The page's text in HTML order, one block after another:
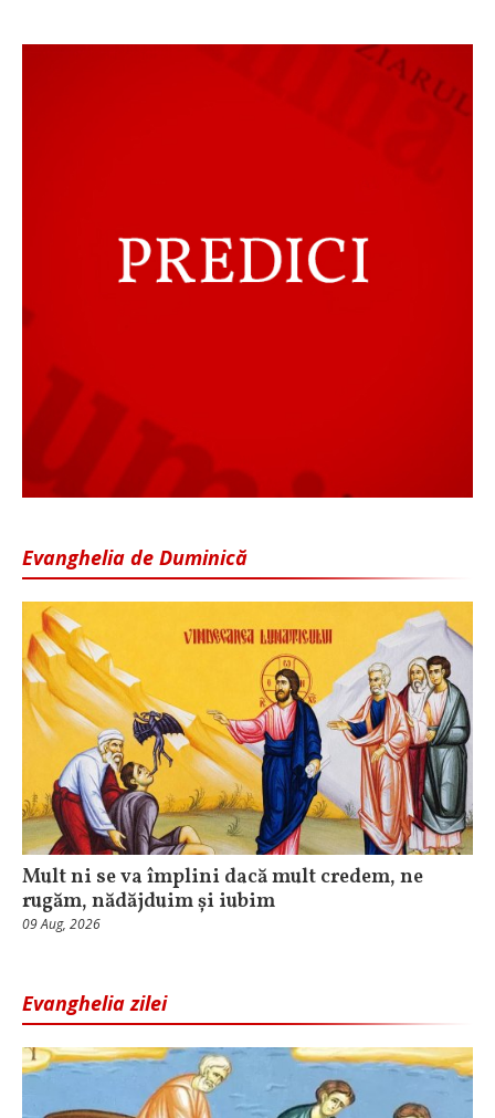
Evanghelia de Duminică
Mult ni se va împlini dacă mult credem, ne
rugăm, nădăjduim și iubim
09 Aug, 2026
Evanghelia zilei